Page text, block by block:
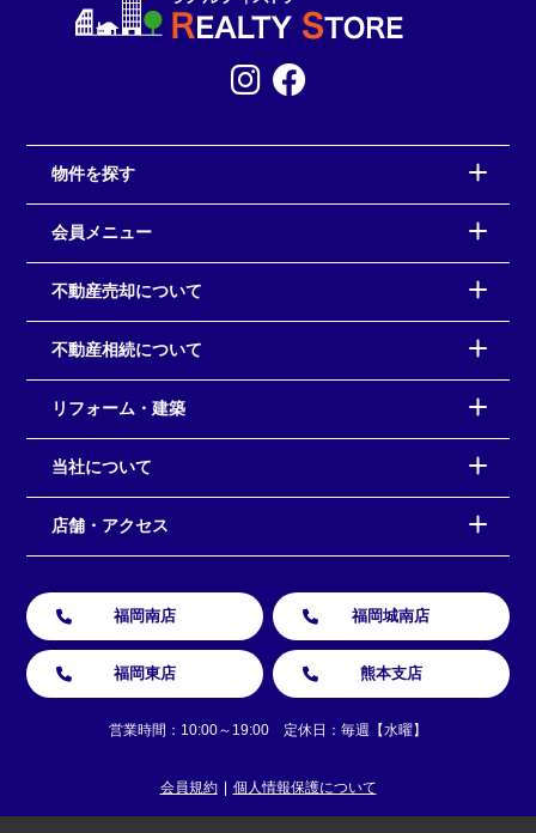
物件を探す
会員メニュー
不動産売却について
不動産相続について
リフォーム・建築
当社について
店舗・アクセス
福岡南店 福岡城南店
福岡東店 熊本支店
営業時間：10:00～19:00 定休日：毎週【水曜】
会員規約 個人情報保護について